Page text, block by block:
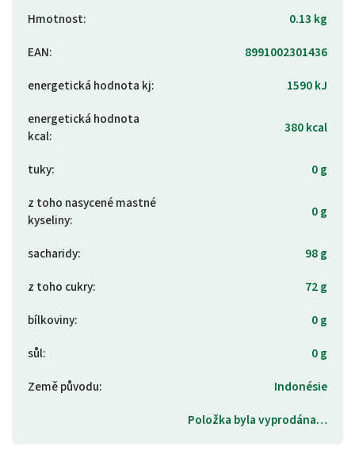
Hmotnost:
0.13 kg
EAN:
8991002301436
energetická hodnota kj:
1590 kJ
energetická hodnota
kcal: 380 kcal
tuky:
0 g
z toho nasycené mastné
kyseliny: 0 g
sacharidy:
98 g
z toho cukry:
72 g
bílkoviny:
0 g
sůl:
0 g
Země původu:
Indonésie
Položka byla vyprodána…